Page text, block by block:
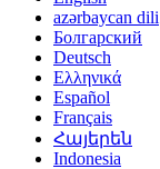
azərbaycan dili
Болгарский
Deutsch
Ελληνικά
Español
Français
Հայերեն
Indonesia